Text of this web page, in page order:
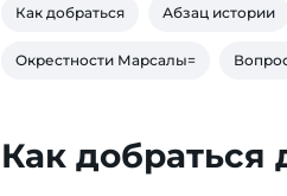
Как добраться Абзац истории
Окрестности Марсалы=
Как